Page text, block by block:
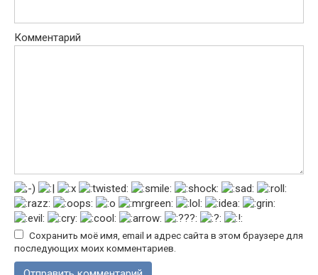
Комментарий
Сохранить моё имя, email и адрес сайта в этом браузере для
последующих моих комментариев.